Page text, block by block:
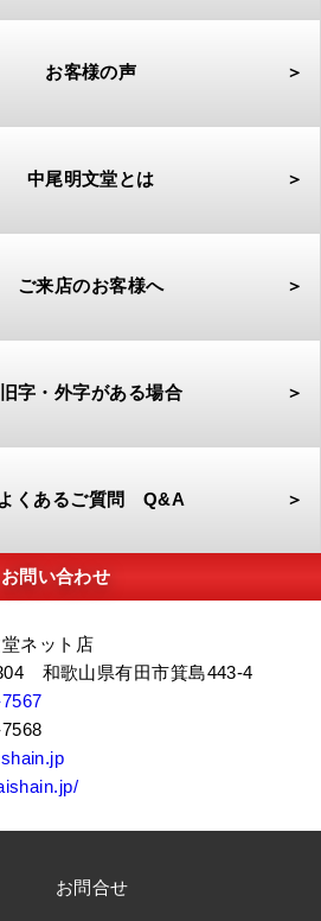
お客様の声 ＞
中尾明文堂とは ＞
ご来店のお客様へ ＞
旧字・外字がある場合 ＞
よくあるご質問 Q&A ＞
お問い合わせ
ネット店
和歌山県有田市箕島443-4
お問合せ